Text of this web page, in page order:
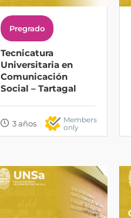
Pregrado
Tecnicatura
Universitaria en
Comunicación
Social – Tartagal
3 años
Members
only